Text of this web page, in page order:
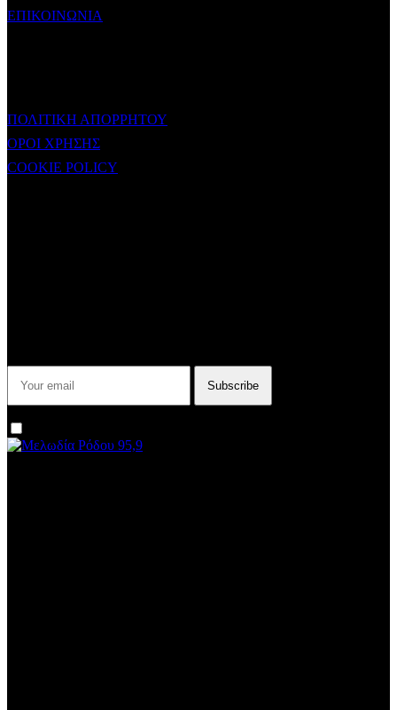
ΕΠΙΚΟΙΝΩΝΙΑ
ΠΟΛΙΤΙΚΗ ΑΠΟΡΡΗΤΟΥ
ΟΡΟΙ ΧΡΗΣΗΣ
COOKIE POLICY